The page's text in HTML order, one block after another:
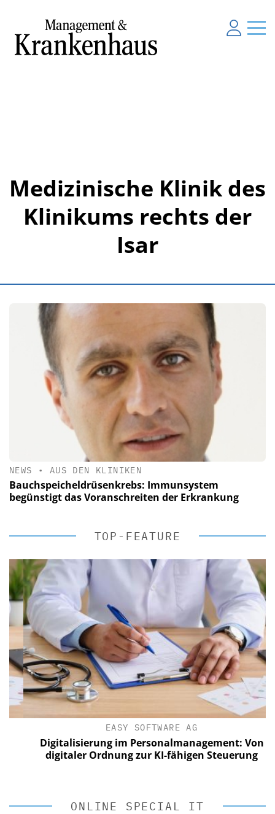
Medizinische Klinik des
Klinikums rechts der
Isar
NEWS • AUS DEN KLINIKEN
Bauchspeicheldrüsenkrebs: Immunsystem
begünstigt das Voranschreiten der Erkrankung
TOP-FEATURE
EASY SOFTWARE AG
Digitalisierung im Personalmanagement: Von
digitaler Ordnung zur KI-fähigen Steuerung
ONLINE SPECIAL IT